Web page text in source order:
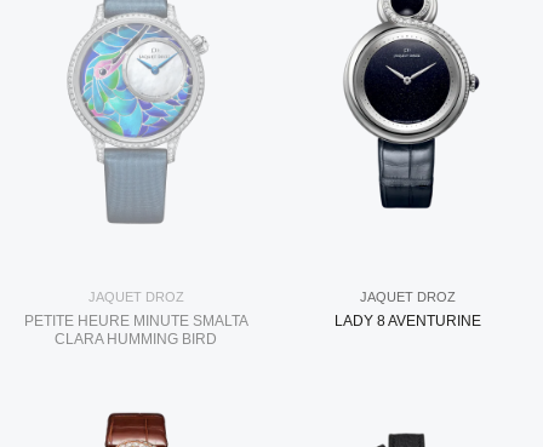
JAQUET DROZ
PETITE HEURE MINUTE SMALTA
CLARA HUMMING BIRD
JAQUET DROZ
LADY 8 AVENTURINE